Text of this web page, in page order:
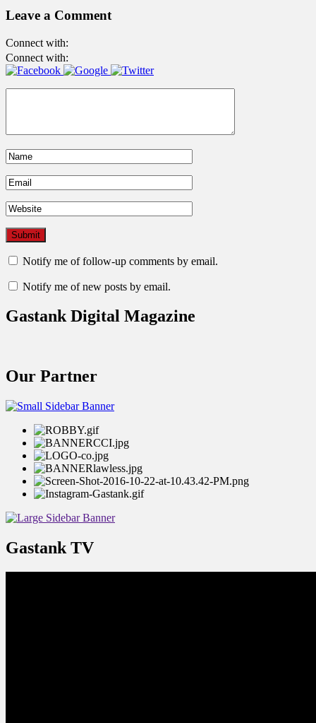
Leave a Comment
Connect with:
Connect with:
Notify me of follow-up comments by email.
Notify me of new posts by email.
Gastank Digital Magazine
Our Partner
Gastank TV